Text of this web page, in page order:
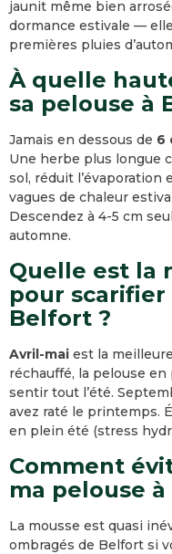
jaunit même bien
dormance estivale —
premières pluies
À quelle
sa pelouse à
Jamais en dessous de 6
Une herbe plus longue
sol, réduit l’évaporation
vagues de chaleur
Descendez à 4-5 cm
automne.
Quelle est la
pour scarifier
Belfort ?
Avril-mai est la
réchauffé, la pelouse
sentir tout l’été.
avez raté le printemps.
en plein été (stress
Comment
ma pelouse
La mousse est quasi
ombragés de Belfort si